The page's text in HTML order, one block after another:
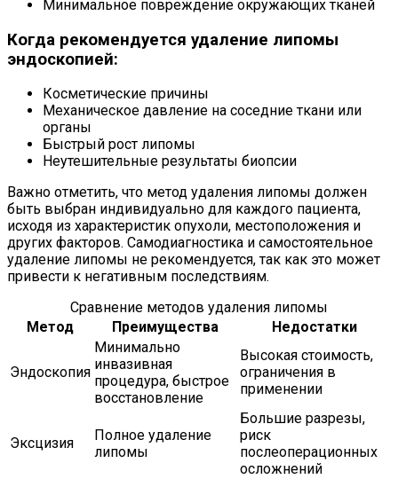
Минимальное повреждение окружающих тканей
Когда рекомендуется удаление липомы
эндоскопией:
Косметические причины
Механическое давление на соседние ткани или
органы
Быстрый рост липомы
Неутешительные результаты биопсии
Важно отметить, что метод удаления липомы должен
быть выбран индивидуально для каждого пациента,
исходя из характеристик опухоли, местоположения и
других факторов. Самодиагностика и самостоятельное
удаление липомы не рекомендуется, так как это может
привести к негативным последствиям.
Сравнение методов удаления липомы
Метод
Преимущества Недостатки
Эндоскопия
Минимально
инвазивная
процедура, быстрое
восстановление
Высокая стоимость,
ограничения в
применении
Эксцизия
Полное удаление
липомы
Большие разрезы,
риск
послеоперационных
осложнений